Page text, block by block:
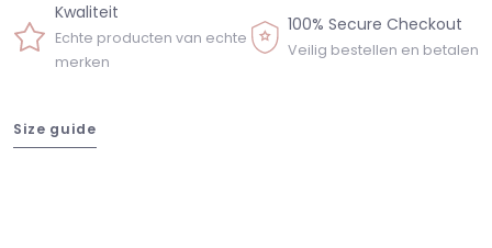
Kwaliteit
Echte producten van echte
merken
100% Secure Checkout
Veilig bestellen en betalen
Size guide